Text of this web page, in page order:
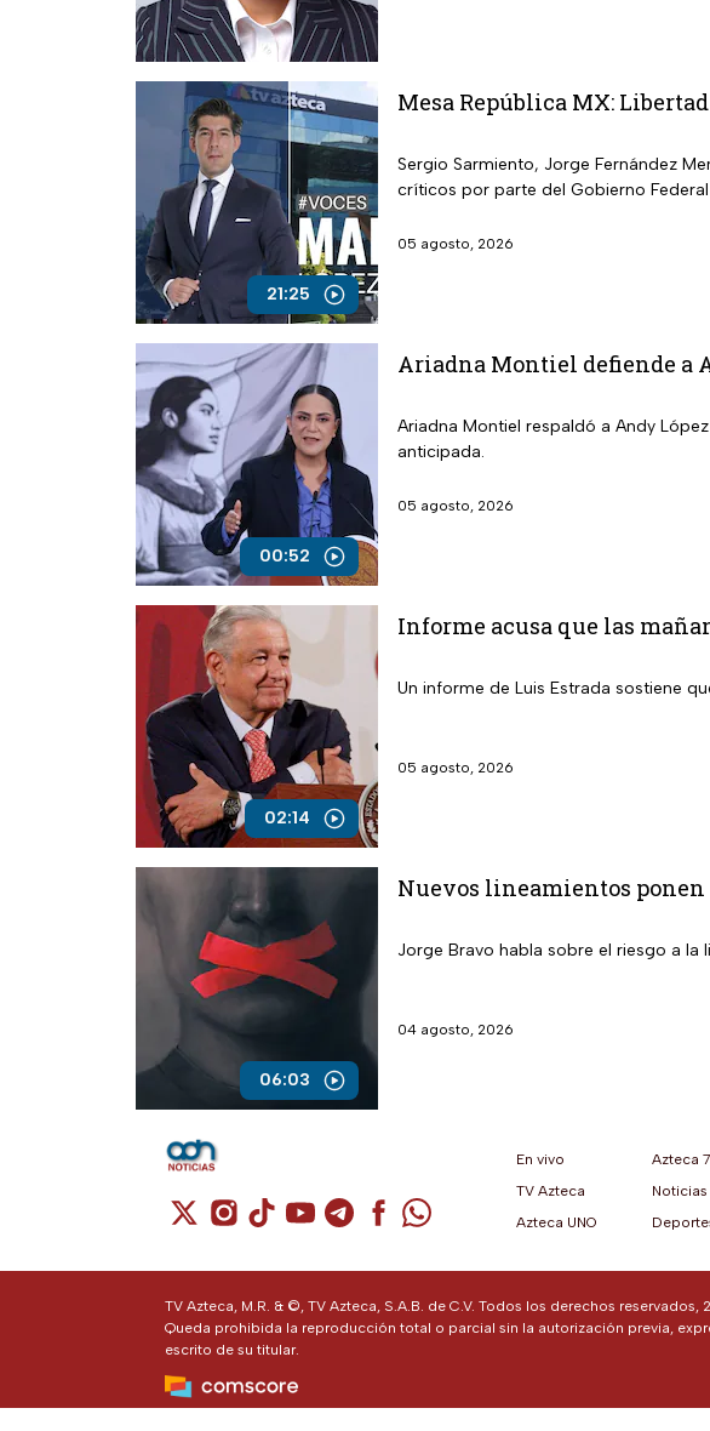
21:25
Mesa República MX:
Sergio Sarmiento, Jorge Fernández
críticos por parte del Gobierno Federal
05 agosto, 2026
00:52
Ariadna Montiel defiende a
Ariadna Montiel respaldó a Andy
anticipada.
05 agosto, 2026
02:14
Informe acusa que las
Un informe de Luis Estrada sostiene
05 agosto, 2026
06:03
Nuevos lineamientos
Jorge Bravo habla sobre el riesgo a
04 agosto, 2026
Cuenta de X / Twitter (se abre en una nueva pestaña)
Cuenta de Instagram (se abre en una nueva pestaña)
Cuenta de TikTok (se abre en una nueva pestaña)
Cuenta de YouTube (se abre en una nueva
Cuenta de Telegram (se abre en una
Cuenta de Facebook (se abre en
Cuenta de WhatsApp (se abre
En vivo
TV Azteca
Azteca UNO
Azteca 7
Noticias
TV Azteca, M.R. & ©, TV Azteca, S.A.B. de C.V. Todos los derechos reservados,
Queda prohibida la reproducción total o parcial sin la autorización previa,
escrito de su titular.